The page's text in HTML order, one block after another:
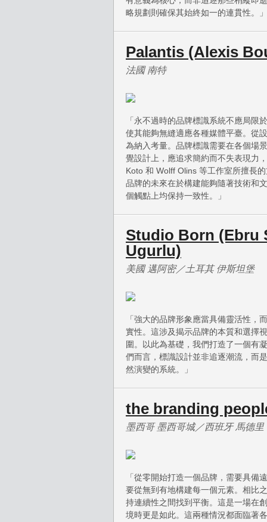
略規劃則確保其始終如一的連貫性。」
Palantis (Alexis
法國 南特
「永不過時的品牌標識系統不應局限
使其能夠無縫適應各種媒體平臺。從
為納入考量。品牌標識需要在各個場
覺設計上，應追求簡約而不失表現
Koto 和 Wolff Olins 等工作室所擅長
品牌的未來在於構建能夠隨著技術和
個觸點上均保持一致性。」
Studio Born (Ebru
Ugurlu)
美國 邁阿密／土耳其 伊斯坦堡
「強大的品牌形象應當具備靈活性，
實性。這涉及揭示品牌的本質和選
圍。以此為基礎，我們打造了一個有
們而言，標識設計並非追逐潮流，而
然演變的系統。」
the branding
墨西哥 墨西哥城／西班牙 馬德里
「從零開始打造一個品牌，需要具
要從無到有地構建每一個元素。相比
持連續性之間找到平衡。這是一場在
境時更是如此。這兩種情況都面臨著